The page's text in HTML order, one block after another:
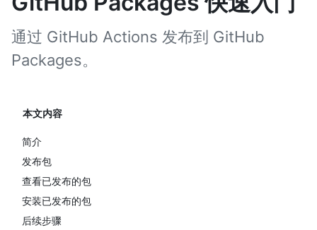
通过 GitHub Actions 发布到 GitHub
Packages。
本文内容
简介
发布包
查看已发布的包
安装已发布的包
后续步骤